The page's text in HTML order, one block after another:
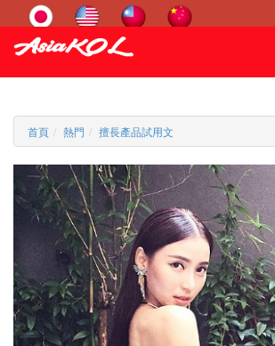
首頁 熱門 擅長產品試用文